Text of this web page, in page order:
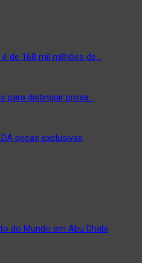
de 168 mil milhões de…
para distinguir prosa…
peças exclusivas
do Mundo em Abu Dhabi